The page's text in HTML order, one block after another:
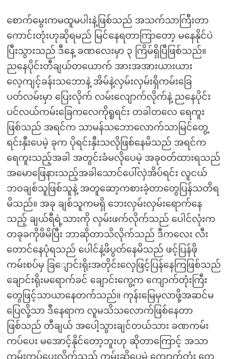
စောက်မွေးကမထူမပါးနဲ့ဖြစ်သည် အသက်သာကြီးတာ
ကောင်းတုံးဟုဆိုရမည် မြင်နေရတာကြာတော့ မနေနိုင်ပဲ
ပြီးသွားသည် ဒီနေ့ ခဏလေးမှာ ၃ ကြိမ်ရှိပြီဖြစ်သည်။
ညနေပိုင်းတီချယ်တယောက် အားအအားယားယား
လေ့ကျင့်ခန်းသဘောနဲ့ အိမ်နဲ့လှမ်းလှမ်းရှိကမ်းခြေ
ပတ်လမ်းမှာ ပြေးလိုက် လမ်းလျောက်လိုက်နဲ့ ညနေပိုင်း
ပင်လယ်ကမ်းခြေကလေကိုရူရင်း တခါတလေ ရေကူး
ဖြစ်သည် အရင်က သာမန်သဘောလောက်သာမြင်တွေ့
ရင်းနှီးပေမဲ့ ခုက ပိုရင်းနှီးသလိုဖြစ်နေမိသည် အရင်က
ရေကူးသည့်အခါ အတွင်းခံမလိုပေမဲ့ အခုဝတ်ထားရသည်
အမောဖြေနားသည့်အခါသောင်ပေါ်လှဲအိပ်ရင်း လူငယ်
ဘဝချစ်သူဖြစ်သူနဲ့ အတူဆော့ကစားခဲ့တာတွေပြန်သတိရ
မိသည်။ အခု ချစ်သူကမရှိ ဘေးလှမ်းလှမ်းရောက်နေ
သည့် ချယ်ရီရဲ့သားကို လှမ်းဖက်လိုက်သည် ပေါင်လုံးက
တခုခကိုဖိမိပြီး ဘာဆိုတာသိလိုက်သည် ဒီကလေး လီး
တောင်နေပုံရသည် ပေါင်နဲ့ဖိပွတ်နေမိသည် ဖင့်ပြန်ဖို
ကမ်းစပ်မှ ခြျောင်းရိုးအတိုင်းလှေဖြင့်ပြန်နေကြဖြစ်သည်
ချောင်းရိုးမရောက်ခင် ချောင်းကွေ့က ကျောက်တုံးကြီး
တွေဖြင့်သာယာနေတက်သည်။ ကုန်းမြေမှလာဖို့အဆင်မ
ပြေလို့သာ ဒီနေရာက လူမသိသလောက်ဖြစ်နေတာ
ဖြစ်သည် တီချယ် အပေါ့သွားချင်တယ်သား ခဏကမ်း
ကပ်ပေး မအောင့်နိုင်တော့ဘူးဟု ဆိုတာကြောင့် အသာ
ကမ်းကပ်ပေးလိုက်သည် ကမ်းဆိုပေမဲ့ ကျောက်တုံး တွေ